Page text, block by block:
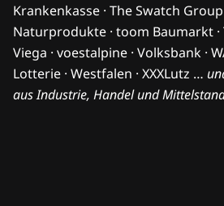
Krankenkasse · The Swatch Group
Naturprodukte · toom Baumarkt ·
Viega · voestalpine · Volksbank ·
Lotterie · Westfalen · XXXLutz …
aus Industrie, Handel und